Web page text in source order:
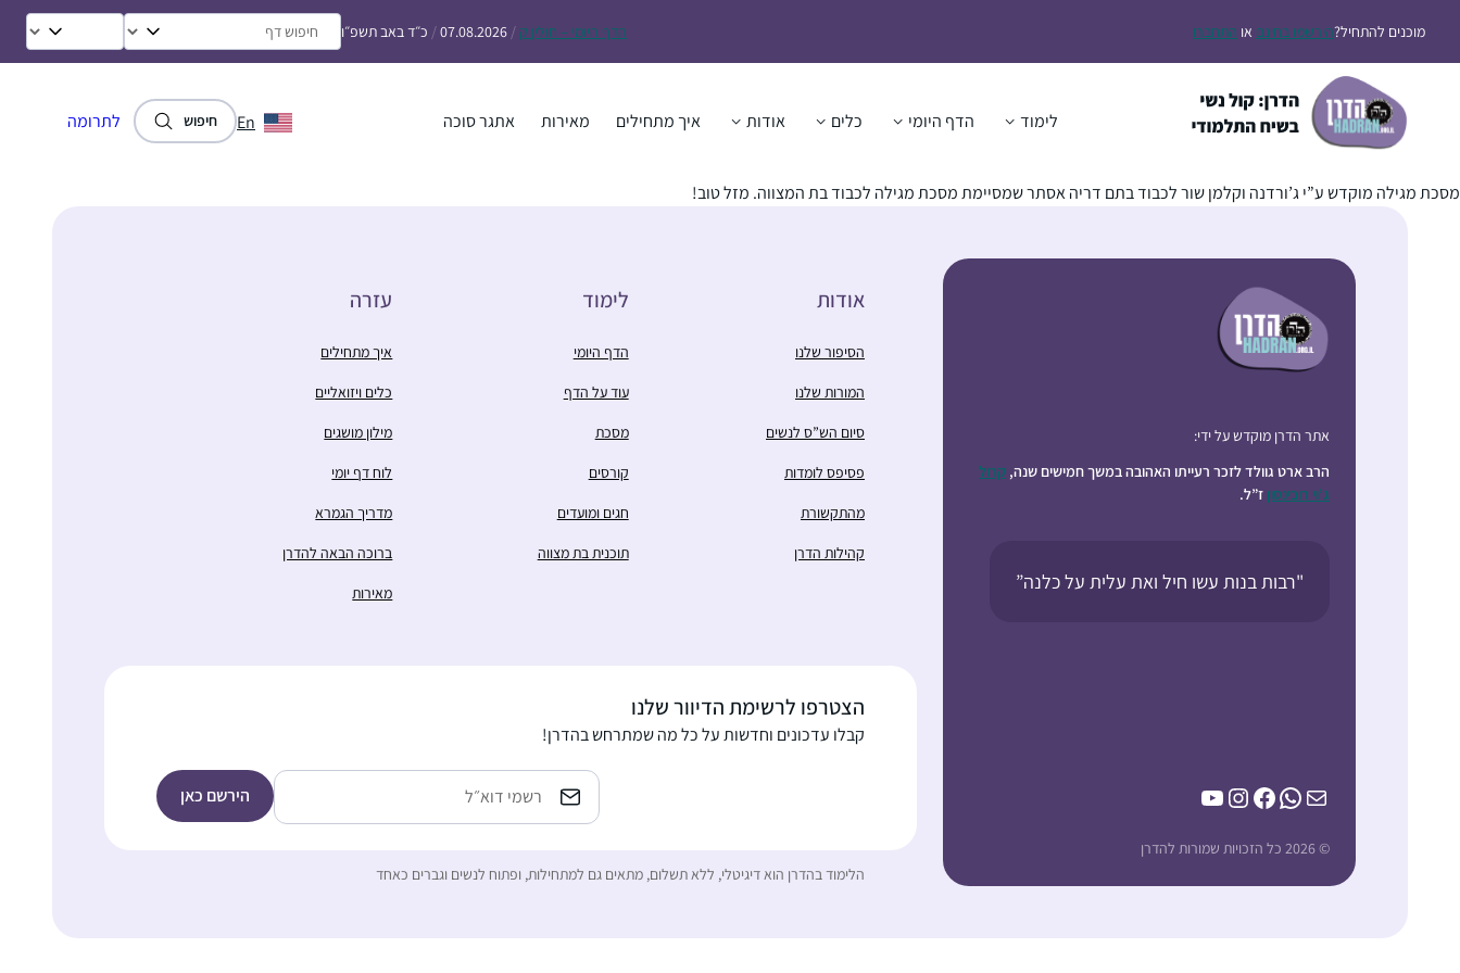
מוכנים להתחיל?הירשמו בחינם או התחברו הדף היומי – חולין ק /
07.08.2026
/ כ״ד באב תשפ״ו
לימוד הדף היומי כלים אודות איך מתחילים מאירות אתגר סוכה En חיפוש לתרומה
מסכת מגילה מוקדש ע”י ג’ורדנה וקלמן שור לכבוד בתם דריה אסתר שמסיימת מסכת מגילה לכבוד בת המצווה. מזל טוב!
אתר הדרן מוקדש על ידי:
הרב ארט גוולד לזכר רעייתו האהובה במשך חמישים שנה, קרול
ג’וי רובינסון ז”ל.
"רבות בנות עשו חיל ואת עלית על כלנה”
Mail
WhatsApp
Facebook
Instagram
YouTube
© 2026 כל הזכויות שמורות להדרן
אודות
הסיפור שלנו
המורות שלנו
סיום הש”ס לנשים
פסיפס לומדות
מהתקשורת
קהילות הדרן
לימוד
הדף היומי
עוד על הדף
מסכת
קורסים
חגים ומועדים
תוכנית בת מצווה
עזרה
איך מתחילים
כלים ויזואליים
מילון מושגים
לוח דף יומי
מדריך הגמרא
ברוכה הבאה להדרן
מאירות
הצטרפו לרשימת הדיוור שלנו
קבלו עדכונים וחדשות על כל מה שמתרחש בהדרן!
כתובת
אימייל
הלימוד בהדרן הוא דיגיטלי, ללא תשלום, מתאים גם למתחילות, ופתוח לנשים וגברים כאחד